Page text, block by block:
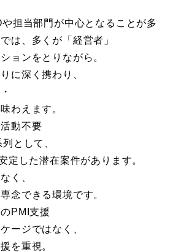
担当部門が中心となることが多
は、多くが「経営者」
ョンをとりながら。
に深く携わり、
わえます。
動不要
として、
定した潜在案件があります。
く、
念できる環境です。
PMI支援
ージではなく、
を重視。